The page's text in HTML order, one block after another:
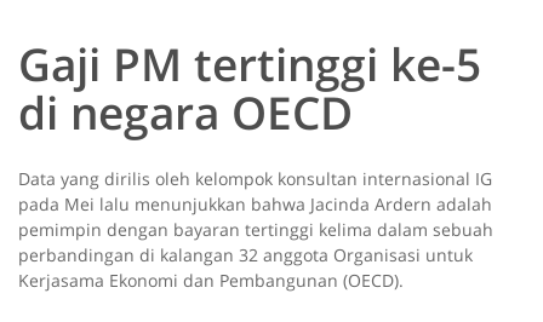
Gaji PM tertinggi ke-5
di negara OECD
Data yang dirilis oleh kelompok konsultan internasional IG
pada Mei lalu menunjukkan bahwa Jacinda Ardern adalah
pemimpin dengan bayaran tertinggi kelima dalam sebuah
perbandingan di kalangan 32 anggota Organisasi untuk
Kerjasama Ekonomi dan Pembangunan (OECD).